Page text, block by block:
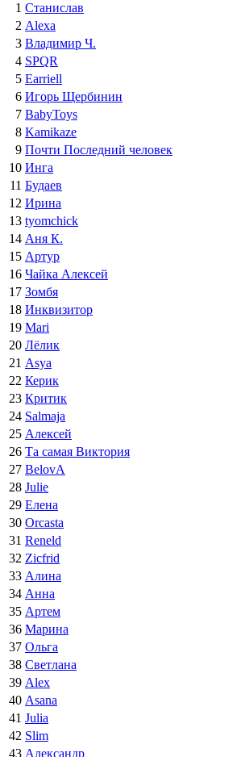
1 Станислав
2 Alexa
3 Владимир Ч.
4 SPQR
5 Earriell
6 Игорь Щербинин
7 BabyToys
8 Kamikaze
9 Почти Последний человек
10 Инга
11 Будаев
12 Ирина
13 tyomchick
14 Аня К.
15 Артур
16 Чайка Алексей
17 Зомбя
18 Инквизитор
19 Mari
20 Лёлик
21 Asya
22 Керик
23 Критик
24 Salmaja
25 Алексей
26 Та самая Виктория
27 BelovA
28 Julie
29 Елена
30 Orcasta
31 Reneld
32 Zicfrid
33 Алина
34 Анна
35 Артем
36 Марина
37 Ольга
38 Светлана
39 Alex
40 Asana
41 Julia
42 Slim
43 Александр